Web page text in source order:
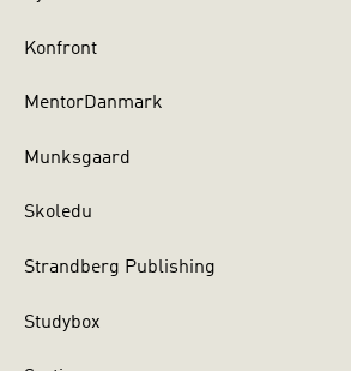
Konfront
MentorDanmark
Munksgaard
Skoledu
Strandberg Publishing
Studybox